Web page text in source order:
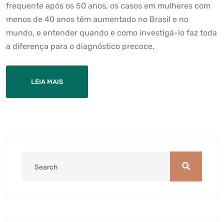
frequente após os 50 anos, os casos em mulheres com
menos de 40 anos têm aumentado no Brasil e no
mundo, e entender quando e como investigá-lo faz toda
a diferença para o diagnóstico precoce.
LEIA MAIS